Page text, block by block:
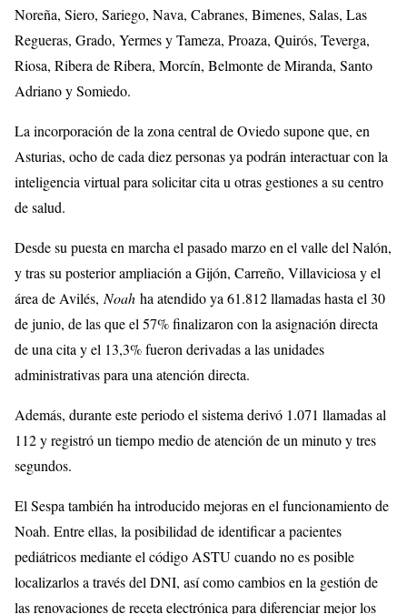
Noreña, Siero, Sariego, Nava, Cabranes, Bimenes, Salas, Las
Regueras, Grado, Yermes y Tameza, Proaza, Quirós, Teverga,
Riosa, Ribera de Ribera, Morcín, Belmonte de Miranda, Santo
Adriano y Somiedo.
La incorporación de la zona central de Oviedo supone que, en
Asturias, ocho de cada diez personas ya podrán interactuar con la
inteligencia virtual para solicitar cita u otras gestiones a su centro
de salud.
Desde su puesta en marcha el pasado marzo en el valle del Nalón,
y tras su posterior ampliación a Gijón, Carreño, Villaviciosa y el
área de Avilés,Noah ha atendido ya 61.812 llamadas hasta el 30
de junio, de las que el 57% finalizaron con la asignación directa
de una cita y el 13,3% fueron derivadas a las unidades
administrativas para una atención directa.
Además, durante este periodo el sistema derivó 1.071 llamadas al
112 y registró un tiempo medio de atención de un minuto y tres
segundos.
El Sespa también ha introducido mejoras en el funcionamiento de
Noah. Entre ellas, la posibilidad de identificar a pacientes
pediátricos mediante el código ASTU cuando no es posible
localizarlos a través del DNI, así como cambios en la gestión de
las renovaciones de receta electrónica para diferenciar mejor los